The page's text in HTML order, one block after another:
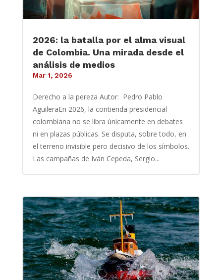
2026: la batalla por el alma visual
de Colombia. Una mirada desde el
análisis de medios
Mar 1, 2026
Derecho a la pereza Autor: Pedro Pablo
AguileraEn 2026, la contienda presidencial
colombiana no se libra únicamente en debates
ni en plazas públicas. Se disputa, sobre todo, en
el terreno invisible pero decisivo de los símbolos.
Las campañas de Iván Cepeda, Sergio...